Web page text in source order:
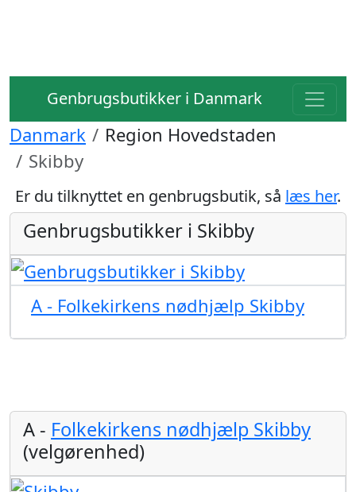
Genbrugsbutikker i Danmark
Danmark
Region Hovedstaden
Skibby
Er du tilknyttet en genbrugsbutik, så læs her.
Genbrugsbutikker i Skibby
A - Folkekirkens nødhjælp Skibby
A - Folkekirkens nødhjælp Skibby
(velgørenhed)